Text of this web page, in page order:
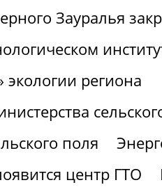
Зауралья
региона
поля
центр ГТО